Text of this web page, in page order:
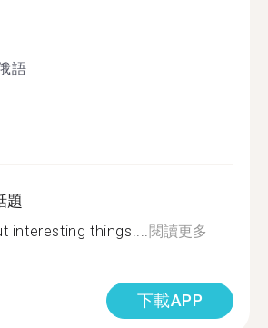
語
題
interesting things....閱讀更多
下載APP